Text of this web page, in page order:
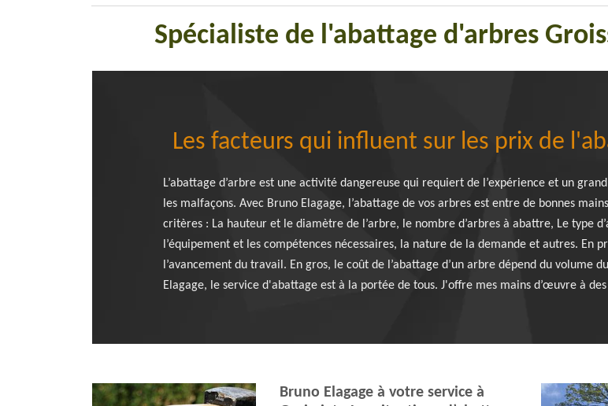
Spécialiste de l'abattage d'arbres
Les facteurs qui influent sur les prix de
L’abattage d’arbre est une activité dangereuse qui requiert de l’expérience et un
les malfaçons. Avec Bruno Elagage, l’abattage de vos arbres est entre de bonnes
critères : La hauteur et le diamètre de l’arbre, le nombre d’arbres à abattre, Le type
l’équipement et les compétences nécessaires, la nature de la demande et autres. En
l’avancement du travail. En gros, le coût de l’abattage d’un arbre dépend du volume
Elagage, le service d'abattage est à la portée de tous. J'offre mes mains d’œuvre à
Bruno Elagage à votre service à